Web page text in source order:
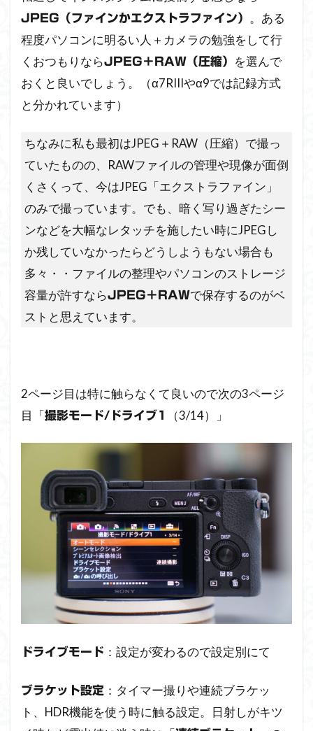
JPEG（ファインかエクストラファイン）
。ある
程度パソコンに明るい人＋カメラの勉強をして行
くおつもりならJPEG＋RAW（圧縮）
を選んで
おくと良いでしょう。（α7RIIIやα9では記録方式
と分かれています）
ちなみに私も最初はJPEG＋RAW（圧縮）で撮っ
ていたものの、RAWファイルの管理や現像が面倒
くさくって、今はJPEG「エクストラファイン」
のみで撮っています。でも、暗く写り過ぎたシー
ンなどを大幅なレタッチを施したい時にJPEGし
か残していなかったらどうしようもない場合も
多々・・ファイルの整理やパソコンのストレージ
容量が許すならJPEG＋RAWで保存するのがベ
ストと思えています。
2ページ目は特に触らなくて良いので次の3ページ
目「撮影モード/ドライブ1 （3/14）」
ドライブモード ：設定が変わるので設定別にて
ブラケット設定 ：タイマー撮りや連続ブラケッ
ト、HDR機能を使う時に触る設定。日射しがキツ